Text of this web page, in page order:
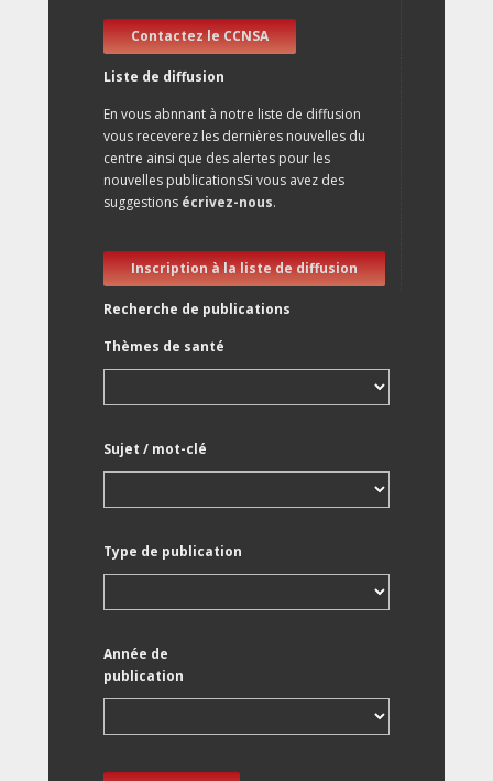
Contactez le CCNSA
Liste de diffusion
En vous abnnant à notre liste de diffusion
vous receverez les dernières nouvelles du
centre ainsi que des alertes pour les
nouvelles publicationsSi vous avez des
suggestions écrivez-nous.
Inscription à la liste de diffusion
Recherche de publications
Thèmes de santé
Sujet / mot-clé
Type de publication
Année de
publication